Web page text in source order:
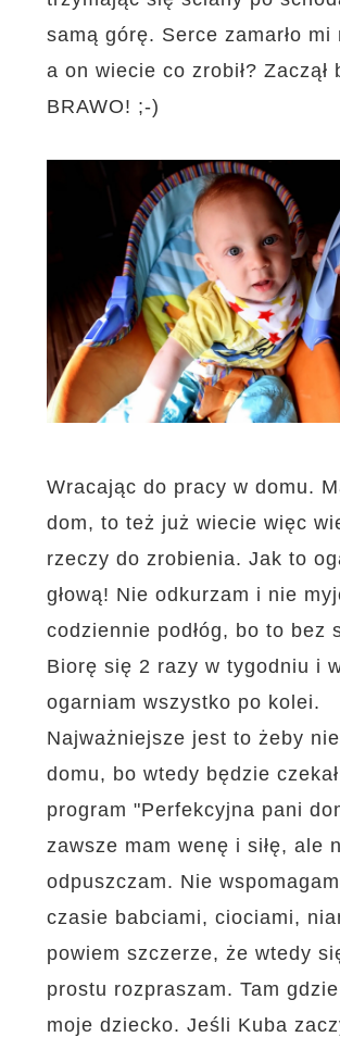
samą górę. Serce zamarło mi
a on wiecie co zrobił? Zaczął
BRAWO! ;-)
Wracając do pracy w domu.
dom, to też już wiecie więc
rzeczy do zrobienia. Jak to
głową! Nie odkurzam i nie
codziennie podłóg, bo to bez
Biorę się 2 razy w tygodniu i
ogarniam wszystko po kolei.
Najważniejsze jest to żeby
domu, bo wtedy będzie
program "Perfekcyjna pani
zawsze mam wenę i siłę, ale
odpuszczam. Nie
czasie babciami, ciociami,
powiem szczerze, że wtedy
prostu rozpraszam. Tam
moje dziecko. Jeśli Kuba